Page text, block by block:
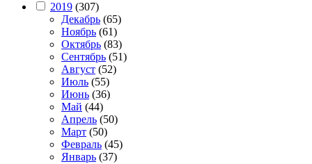
2019 (307)
Декабрь (65)
Ноябрь (61)
Октябрь (83)
Сентябрь (51)
Август (52)
Июль (55)
Июнь (36)
Май (44)
Апрель (50)
Март (50)
Февраль (45)
Январь (37)